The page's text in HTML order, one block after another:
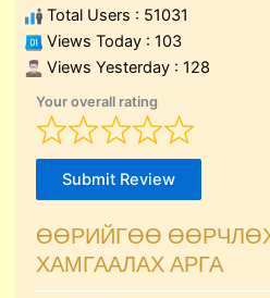
Total Users : 51031
Views Today : 103
Views Yesterday : 128
Your overall rating
Submit Review
ӨӨРИЙГӨӨ
ХАМГААЛАХ АРГА